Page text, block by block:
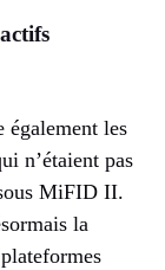
également les
n’étaient pas
MiFID II.
la